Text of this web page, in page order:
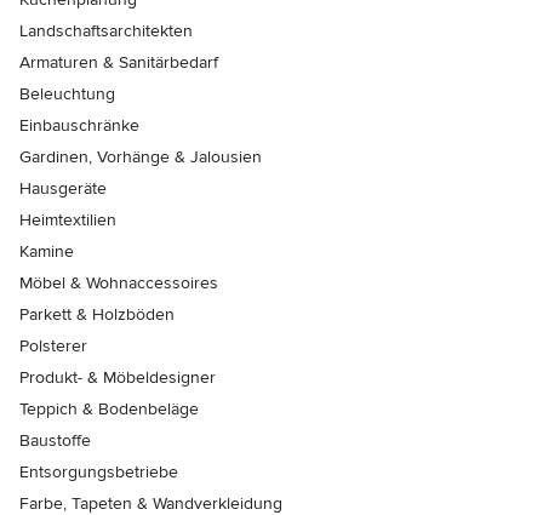
Landschaftsarchitekten
Armaturen & Sanitärbedarf
Beleuchtung
Einbauschränke
Gardinen, Vorhänge & Jalousien
Hausgeräte
Heimtextilien
Kamine
Möbel & Wohnaccessoires
Parkett & Holzböden
Polsterer
Produkt- & Möbeldesigner
Teppich & Bodenbeläge
Baustoffe
Entsorgungsbetriebe
Farbe, Tapeten & Wandverkleidung